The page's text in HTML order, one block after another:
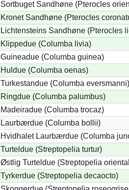
Sortbuget Sandhøne (Pterocles
Kronet Sandhøne (Pterocles
Lichtensteins Sandhøne (Pterocles
Klippedue (Columba livia)
Guineadue (Columba guinea)
Huldue (Columba oenas)
Turkestandue (Columba eversmanni)
Ringdue (Columba palumbus)
Madeiradue (Columba trocaz)
Laurbærdue (Columba bollii)
Hvidhalet Laurbærdue (Columba
Turteldue (Streptopelia turtur)
Østlig Turteldue (Streptopelia
Tyrkerdue (Streptopelia decaocto)